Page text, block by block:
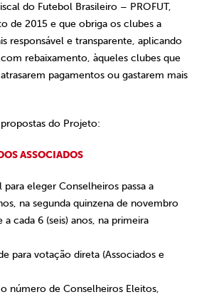
do Futebol Brasileiro – PROFUT,
de 2015 e que obriga os clubes a
responsável e transparente, aplicando
rebaixamento, àqueles clubes que
pagamentos ou gastarem mais
do Projeto:
ASSOCIADOS
para eleger Conselheiros passa a
na segunda quinzena de novembro
cada 6 (seis) anos, na primeira
para votação direta (Associados e
número de Conselheiros Eleitos,